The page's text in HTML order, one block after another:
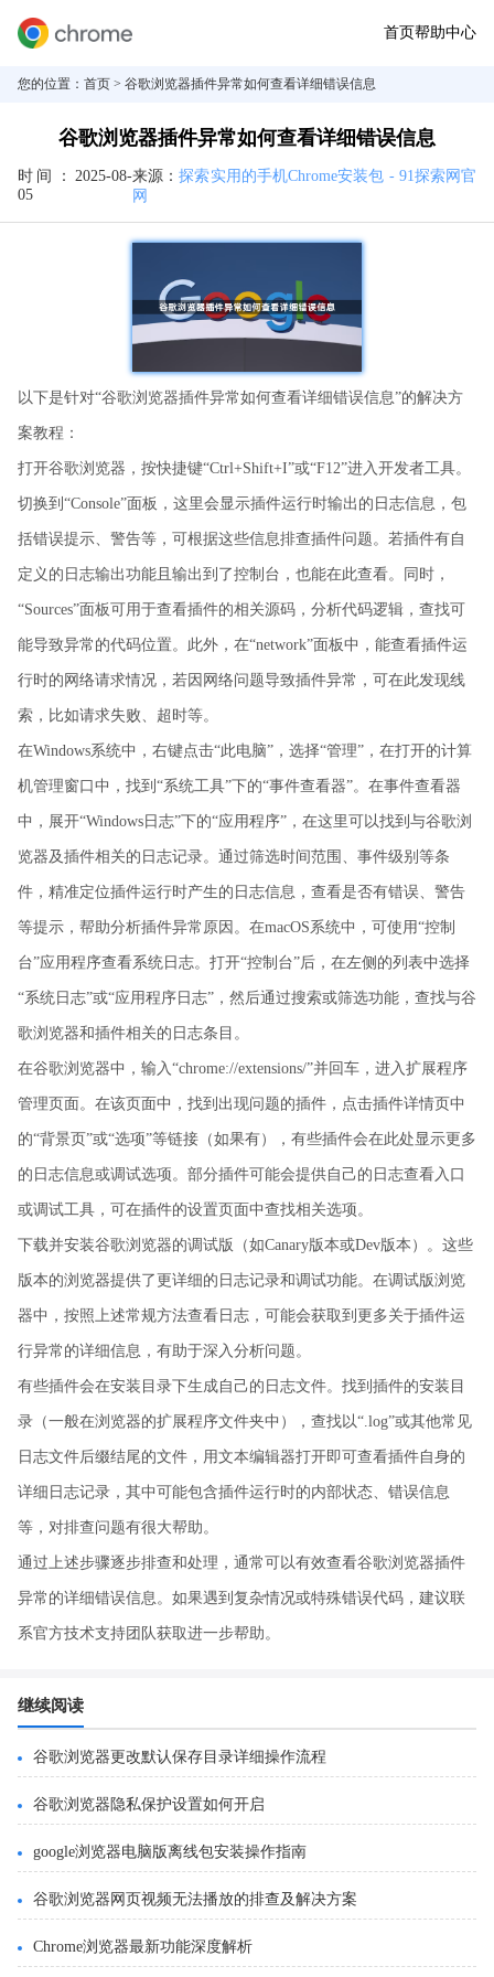
首页帮助中心
您的位置： 首页 > 谷歌浏览器插件异常如何查看详细错误信息
谷歌浏览器插件异常如何查看详细错误信息
时间： 2025-08-
05
来源：探索实用的手机Chrome安装包 - 91探索网官
网
以下是针对“谷歌浏览器插件异常如何查看详细错误信息”的解决方
案教程：
打开谷歌浏览器，按快捷键“Ctrl+Shift+I”或“F12”进入开发者工具。
切换到“Console”面板，这里会显示插件运行时输出的日志信息，包
括错误提示、警告等，可根据这些信息排查插件问题。若插件有自
定义的日志输出功能且输出到了控制台，也能在此查看。同时，
“Sources”面板可用于查看插件的相关源码，分析代码逻辑，查找可
能导致异常的代码位置。此外，在“network”面板中，能查看插件运
行时的网络请求情况，若因网络问题导致插件异常，可在此发现线
索，比如请求失败、超时等。
在Windows系统中，右键点击“此电脑”，选择“管理”，在打开的计算
机管理窗口中，找到“系统工具”下的“事件查看器”。在事件查看器
中，展开“Windows日志”下的“应用程序”，在这里可以找到与谷歌浏
览器及插件相关的日志记录。通过筛选时间范围、事件级别等条
件，精准定位插件运行时产生的日志信息，查看是否有错误、警告
等提示，帮助分析插件异常原因。在macOS系统中，可使用“控制
台”应用程序查看系统日志。打开“控制台”后，在左侧的列表中选择
“系统日志”或“应用程序日志”，然后通过搜索或筛选功能，查找与谷
歌浏览器和插件相关的日志条目。
在谷歌浏览器中，输入“chrome://extensions/”并回车，进入扩展程序
管理页面。在该页面中，找到出现问题的插件，点击插件详情页中
的“背景页”或“选项”等链接（如果有），有些插件会在此处显示更多
的日志信息或调试选项。部分插件可能会提供自己的日志查看入口
或调试工具，可在插件的设置页面中查找相关选项。
下载并安装谷歌浏览器的调试版（如Canary版本或Dev版本）。这些
版本的浏览器提供了更详细的日志记录和调试功能。在调试版浏览
器中，按照上述常规方法查看日志，可能会获取到更多关于插件运
行异常的详细信息，有助于深入分析问题。
有些插件会在安装目录下生成自己的日志文件。找到插件的安装目
录（一般在浏览器的扩展程序文件夹中），查找以“.log”或其他常见
日志文件后缀结尾的文件，用文本编辑器打开即可查看插件自身的
详细日志记录，其中可能包含插件运行时的内部状态、错误信息
等，对排查问题有很大帮助。
通过上述步骤逐步排查和处理，通常可以有效查看谷歌浏览器插件
异常的详细错误信息。如果遇到复杂情况或特殊错误代码，建议联
系官方技术支持团队获取进一步帮助。
继续阅读
谷歌浏览器更改默认保存目录详细操作流程
谷歌浏览器隐私保护设置如何开启
google浏览器电脑版离线包安装操作指南
谷歌浏览器网页视频无法播放的排查及解决方案
Chrome浏览器最新功能深度解析